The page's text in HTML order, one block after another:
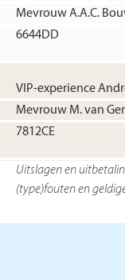
Mevrouw A.A.C.
6644DD
VIP-experience
Mevrouw M. van
7812CE
Uitslagen en
(type)fouten en